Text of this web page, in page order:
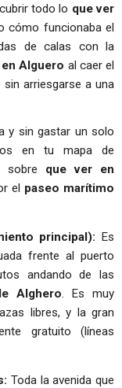
todo lo que ver
cómo funcionaba el
de calas con la
Alguero al caer el
arriesgarse a una
y sin gastar un solo
en tu mapa de
sobre que ver en
el paseo marítimo
principal): Es
frente al puerto
andando de las
Alghero. Es muy
libres, y la gran
gratuito (líneas
Toda la avenida que